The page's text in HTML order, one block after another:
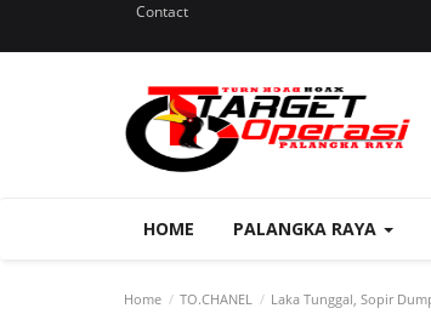
Contact
HOME PALANGKA RAYA
Home TO.CHANEL Laka Tunggal, Sopir